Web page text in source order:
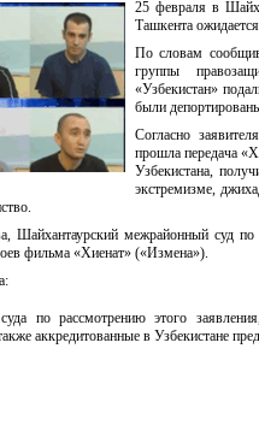
25 февраля в
Ташкента
По словам
группы
«Узбекистан»
были
Согласно
прошла передача
Узбекистана,
экстремизме,
Шайхантаурский межрайонный суд
фильма «Хиенат» («Измена»).
по рассмотрению этого
аккредитованные в Узбекистане